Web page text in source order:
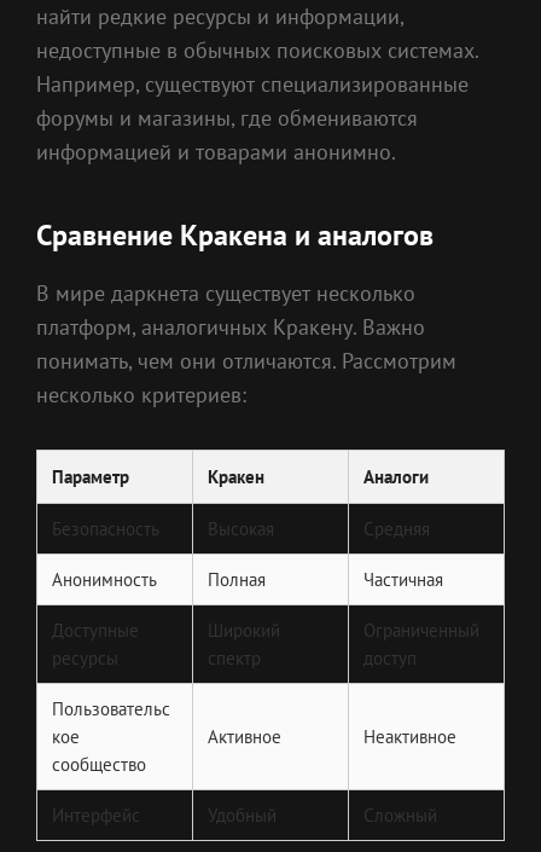
найти редкие ресурсы и информации,
недоступные в обычных поисковых системах.
Например, существуют специализированные
форумы и магазины, где обмениваются
информацией и товарами анонимно.
Сравнение Кракена и аналогов
В мире даркнета существует несколько
платформ, аналогичных Кракену. Важно
понимать, чем они отличаются. Рассмотрим
несколько критериев:
Параметр Кракен Аналоги
Безопасность Высокая Средняя
Анонимность Полная Частичная
Доступные
ресурсы
Широкий
спектр
Ограниченный
доступ
Пользовательс
кое
сообщество
Активное Неактивное
Интерфейс Удобный Сложный